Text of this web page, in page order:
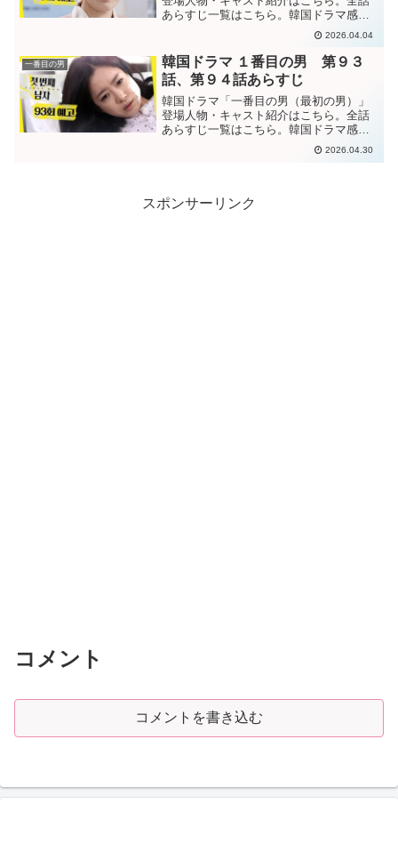
あらすじ一覧はこちら。韓国ドラマ感想
ブログはこちら。から。韓国ドラマ「一
番目の男」第７５話あらすじ結局自分を
探そうとしたのはドリームグループを手
に入れるためだと考えるジ...
2026.04.04
一番目の男
韓国ドラマ １番目の男 第９３
話、第９４話あらすじ
韓国ドラマ「一番目の男（最初の男）」
登場人物・キャスト紹介はこちら。全話
あらすじ一覧はこちら。韓国ドラマ感想
ブログはこちら。から。韓国ドラマ「一
番目の男」第９３話あらすじマ会長の前
2026.04.30
スポンサーリンク
コメント
コメントを書き込む